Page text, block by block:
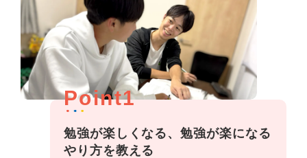
Point1
勉強が楽しくなる、勉強が楽になる
やり方を教える